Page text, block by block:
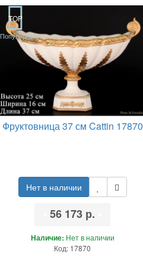
TOP
Популярный
Фруктовница 37 см Cattin 17870
Нет в наличии
56 173 р.
Наличие: Нет в наличии
Код: 17870